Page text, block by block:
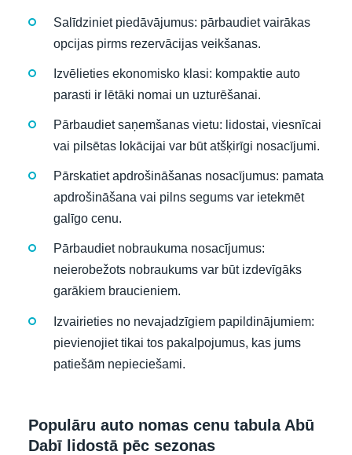
Salīdziniet piedāvājumus: pārbaudiet vairākas
opcijas pirms rezervācijas veikšanas.
Izvēlieties ekonomisko klasi: kompaktie auto
parasti ir lētāki nomai un uzturēšanai.
Pārbaudiet saņemšanas vietu: lidostai, viesnīcai
vai pilsētas lokācijai var būt atšķirīgi nosacījumi.
Pārskatiet apdrošināšanas nosacījumus: pamata
apdrošināšana vai pilns segums var ietekmēt
galīgo cenu.
Pārbaudiet nobraukuma nosacījumus:
neierobežots nobraukums var būt izdevīgāks
garākiem braucieniem.
Izvairieties no nevajadzīgiem papildinājumiem:
pievienojiet tikai tos pakalpojumus, kas jums
patiešām nepieciešami.
Populāru auto nomas cenu tabula Abū
Dabī lidostā pēc sezonas